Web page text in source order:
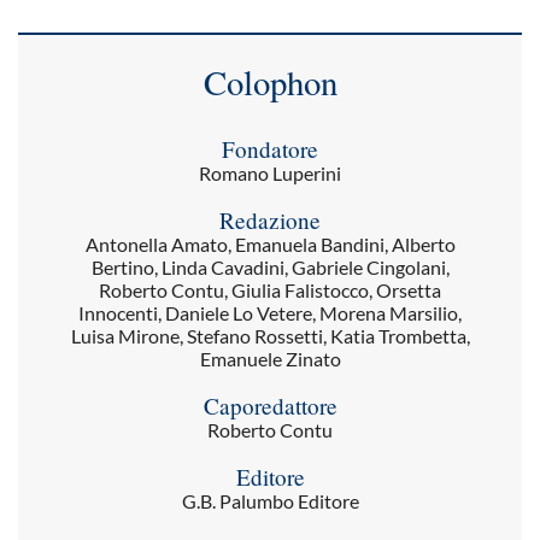
Colophon
Fondatore
Romano Luperini
Redazione
Antonella Amato, Emanuela Bandini, Alberto
Bertino, Linda Cavadini, Gabriele Cingolani,
Roberto Contu, Giulia Falistocco, Orsetta
Innocenti, Daniele Lo Vetere, Morena Marsilio,
Luisa Mirone, Stefano Rossetti, Katia Trombetta,
Emanuele Zinato
Caporedattore
Roberto Contu
Editore
G.B. Palumbo Editore